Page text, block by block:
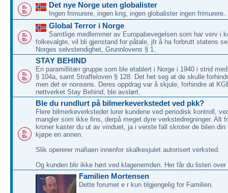
Det nye Norge uten globalister
Ingen frimurere, ingen krig, ingen globalister ingen frimurere.
Global Terror i Norge
Samtlige medlemmer av Europabevegelsen som har verv i
folkevalgte, vil bli gjenstand for påtale, jfr å ha forbrutt statens
Norges selvstendighet, Grunnlovens § 1.
STAY BEHIND
En paramillitær gruppe som ble etablert i Norge i 1940 i strid
§ 104a, samt Straffeloven § 128. Det het seg at de skulle
men det er nonsens. Deres oppdrag var å skjule, forhindre at
nettverket Stay Behind, ble avslørt.
Ble du rundlurt på bilmerkeverkstedet ved pkk?
Flere bilmerkeverksteder lurer kundene ved periodisk kontroll,
mangler som ikke fins, derpå meget dyre verkstedregninger. Alt
kroner kaster du ut av vinduet, ja i verste fall skroter de bilen din
kjøpe en annen.
Slik opererer mafiaen innenfor skalkesjulet autorisert verksted.
Og kunden blir ikke hørt ved klagenemden. Her får du listen over
Familien Mortensen
Dette forumet e r kun tilgjengelig for Familien.